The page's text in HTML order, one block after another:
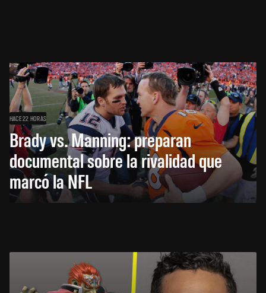
HACE 22 HORAS
Brady vs. Manning: preparan
documental sobre la rivalidad que
marcó la NFL